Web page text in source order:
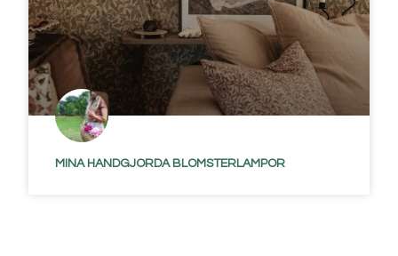
MINA HANDGJORDA BLOMSTERLAMPOR